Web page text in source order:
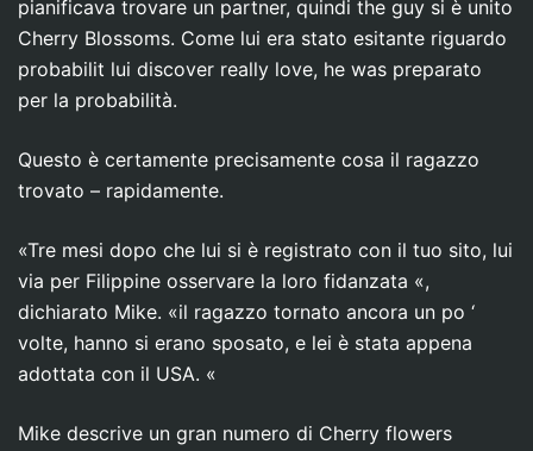
pianificava trovare un partner, quindi the guy si è unito
Cherry Blossoms. Come lui era stato esitante riguardo
probabilit lui discover really love, he was preparato
per la probabilità.
Questo è certamente precisamente cosa il ragazzo
trovato – rapidamente.
«Tre mesi dopo che lui si è registrato con il tuo sito, lui
via per Filippine osservare la loro fidanzata «,
dichiarato Mike. «il ragazzo tornato ancora un po ‘
volte, hanno si erano sposato, e lei è stata appena
adottata con il USA. «
Mike descrive un gran numero di Cherry flowers